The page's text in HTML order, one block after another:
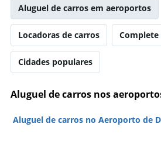
Aluguel de carros em aeroportos
Locadoras de carros Complete
Cidades populares
Aluguel de carros nos
Aluguel de carros no Aeroporto de